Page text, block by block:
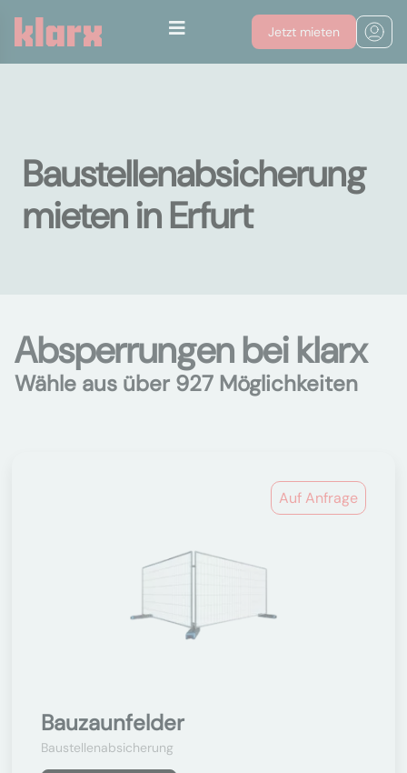
Jetzt mieten
Baustellenabsicherung
mieten in Erfurt
Absperrungen bei klarx
Wähle aus über 927 Möglichkeiten
Auf Anfrage
Bauzaunfelder
Baustellenabsicherung